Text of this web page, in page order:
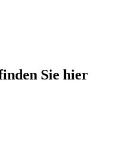
Sie hier